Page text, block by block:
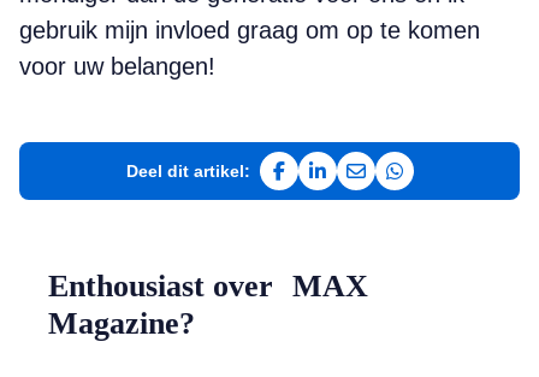
gebruik mijn invloed graag om op te komen
voor uw belangen!
Deel dit artikel:
Deel op Facebook
Deel op LinkedIn
Deel via e-mail
Deel via
Enthousiast over MAX
Magazine?